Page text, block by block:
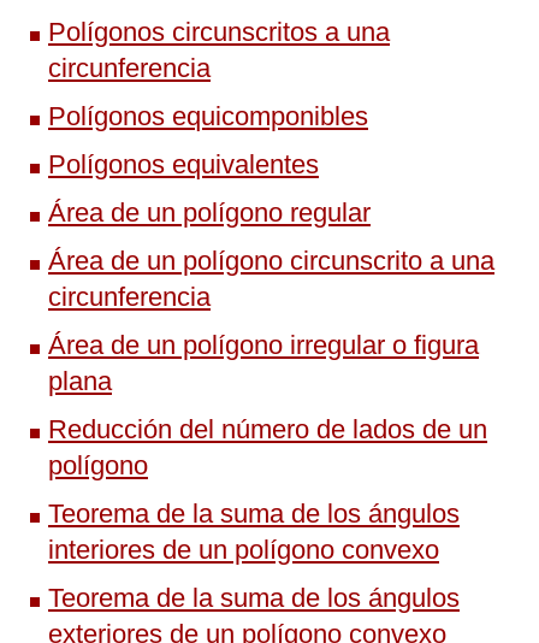
Polígonos circunscritos a una
circunferencia
Polígonos equicomponibles
Polígonos equivalentes
Área de un polígono regular
Área de un polígono circunscrito a una
circunferencia
Área de un polígono irregular o figura
plana
Reducción del número de lados de un
polígono
Teorema de la suma de los ángulos
interiores de un polígono convexo
Teorema de la suma de los ángulos
exteriores de un polígono convexo